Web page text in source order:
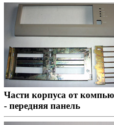
Части корпуса от
- передняя панель